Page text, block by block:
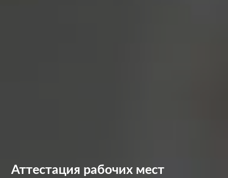
Аттестация рабочих мест